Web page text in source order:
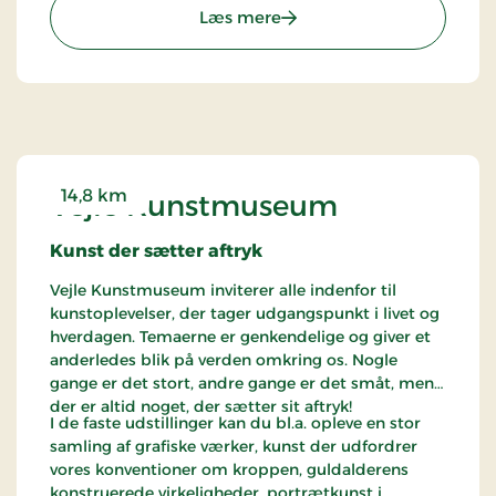
Gorilla Park Vejle her
alle velkommen til et bæredygtigt samfund, hvor
den grønne omstilling for længst er slået igennem
Læs mere: Økolariet
Vejle Kunstmuseum
14,8 km
Kunst der sætter aftryk
Vejle Kunstmuseum inviterer alle indenfor til
kunstoplevelser, der tager udgangspunkt i livet og
hverdagen. Temaerne er genkendelige og giver et
anderledes blik på verden omkring os. Nogle
gange er det stort, andre gange er det småt, men
der er altid noget, der sætter sit aftryk!
I de faste udstillinger kan du bl.a. opleve en stor
samling af grafiske værker, kunst der udfordrer
vores konventioner om kroppen, guldalderens